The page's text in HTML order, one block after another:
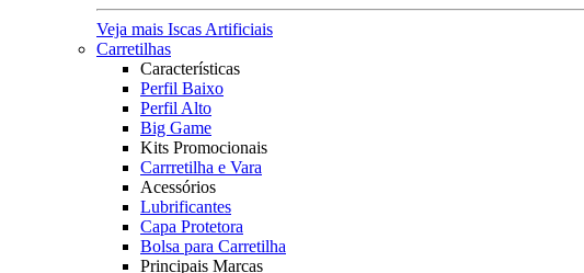
Veja mais Iscas Artificiais
Carretilhas
Características
Perfil Baixo
Perfil Alto
Big Game
Kits Promocionais
Carrretilha e Vara
Acessórios
Lubrificantes
Capa Protetora
Bolsa para Carretilha
Principais Marcas